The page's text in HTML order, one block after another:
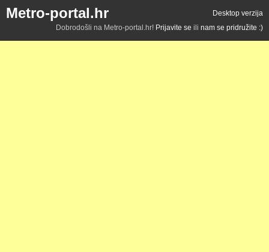
Metro-portal.hr
Desktop verzija
Dobrodošli na Metro-portal.hr! Prijavite se ili nam se pridružite :)